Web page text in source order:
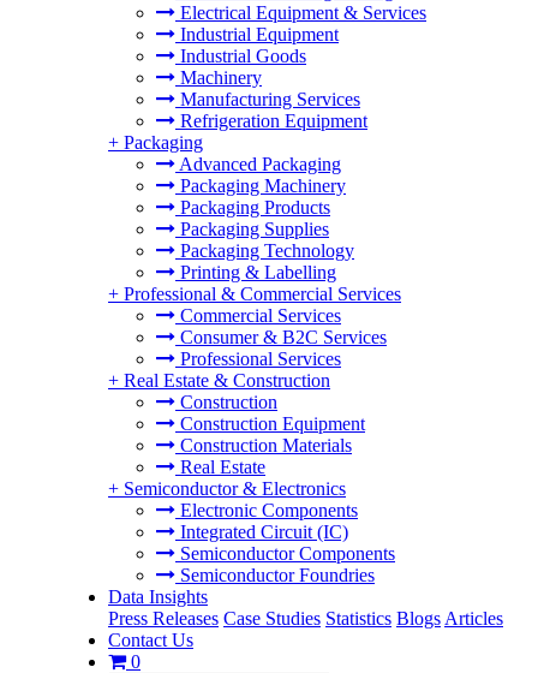
Electrical Equipment & Services
Industrial Equipment
Industrial Goods
Machinery
Manufacturing Services
Refrigeration Equipment
+ Packaging
Advanced Packaging
Packaging Machinery
Packaging Products
Packaging Supplies
Packaging Technology
Printing & Labelling
+ Professional & Commercial Services
Commercial Services
Consumer & B2C Services
Professional Services
+ Real Estate & Construction
Construction
Construction Equipment
Construction Materials
Real Estate
+ Semiconductor & Electronics
Electronic Components
Integrated Circuit (IC)
Semiconductor Components
Semiconductor Foundries
Data Insights
Press Releases Case Studies Statistics Blogs Articles
Contact Us
0